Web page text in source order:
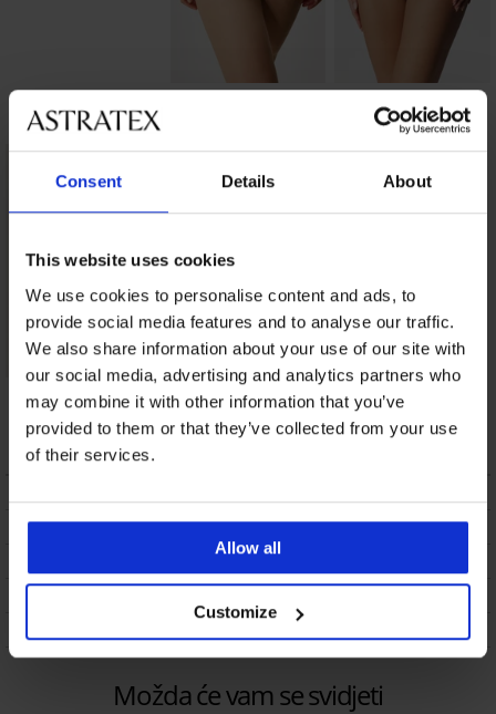
Consent Details About
This website uses cookies
We use cookies to personalise content and ads, to
provide social media features and to analyse our traffic.
We also share information about your use of our site with
our social media, advertising and analytics partners who
may combine it with other information that you’ve
provided to them or that they’ve collected from your use
of their services.
Allow all
Customize
Brazilke Amanda II
Brazilke DIVA by IVA
16,99 €
Brazilke Purdie
čipkaste
28,99 €
DOSTAVA I PLAĆANJE
ODRŽAVANJE I PRANJE
Možda će vam se svidjeti